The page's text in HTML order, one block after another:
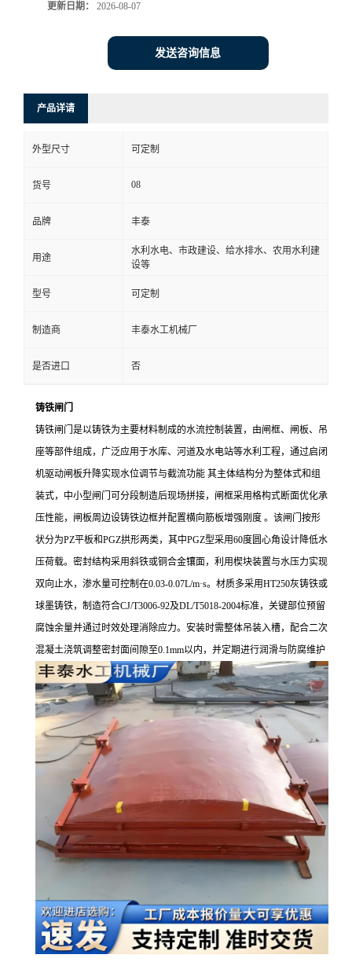
更新日期： 2026-08-07
发送咨询信息
产品详请
外型尺寸 可定制
货号 08
品牌 丰泰
用途
水利水电、市政建设、给水排水、农用水利建
设等
型号 可定制
制造商 丰泰水工机械厂
是否进口 否
铸铁闸门
铸铁闸门是以铸铁为主要材料制成的水流控制装置，由闸框、闸板、吊
座等部件组成，广泛应用于水库、河道及水电站等水利工程，通过启闭
机驱动闸板升降实现水位调节与截流功能 其主体结构分为整体式和组
装式，中小型闸门可分段制造后现场拼接，闸框采用格构式断面优化承
压性能，闸板周边设铸铁边框并配置横向筋板增强刚度 。该闸门按形
状分为PZ平板和PGZ拱形两类，其中PGZ型采用60度圆心角设计降低水
压荷载。密封结构采用斜铁或铜合金镶面，利用楔块装置与水压力实现
双向止水，渗水量可控制在0.03-0.07L/m·s。材质多采用HT250灰铸铁或
球墨铸铁，制造符合CJ/T3006-92及DL/T5018-2004标准，关键部位预留
腐蚀余量并通过时效处理消除应力。安装时需整体吊装入槽，配合二次
混凝土浇筑调整密封面间隙至0.1mm以内，并定期进行润滑与防腐维护